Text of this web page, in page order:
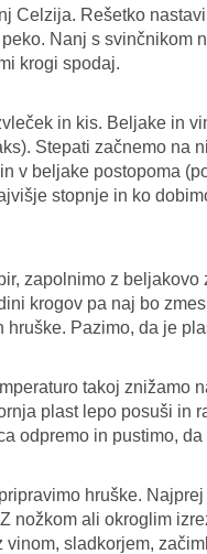
Celzija. Rešetko
Nanj s svinčnikom
krogi spodaj.
in kis. Beljake in
Stepati začnemo na
v beljake postopoma
stopnje in ko
zapolnimo z
krogov pa naj bo
hruške. Pazimo, da je
takoj znižamo
plast lepo posuši in
odpremo in pustimo,
hruške.
nožkom ali okroglim
sladkorjem,